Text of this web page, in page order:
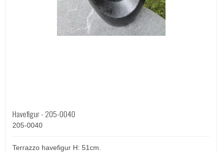
Havefigur - 205-0040
205-0040
Terrazzo havefigur H: 51cm.